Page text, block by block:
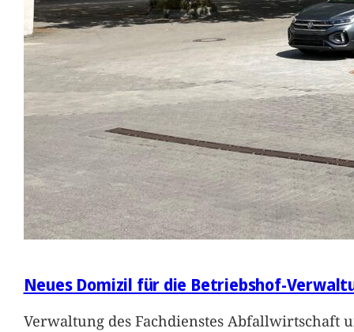
Neues Domizil für die Betriebshof-
Verwaltung des Fachdienstes Abfallwirtschaft